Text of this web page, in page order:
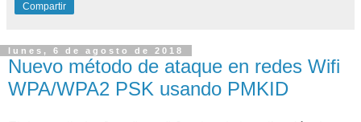
Compartir
lunes, 6 de agosto de 2018
Nuevo método de ataque en redes Wifi
WPA/WPA2 PSK usando PMKID